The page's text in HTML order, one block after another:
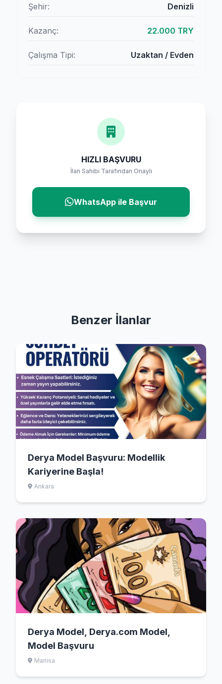
Şehir: Denizli
Kazanç: 22.000 TRY
Çalışma Tipi: Uzaktan / Evden
HIZLI BAŞVURU
İlan Sahibi Tarafından Onaylı
WhatsApp ile Başvur
Benzer İlanlar
Derya Model Başvuru: Modellik
Kariyerine Başla!
Ankara
Derya Model, Derya.com Model,
Model Başvuru
Manisa